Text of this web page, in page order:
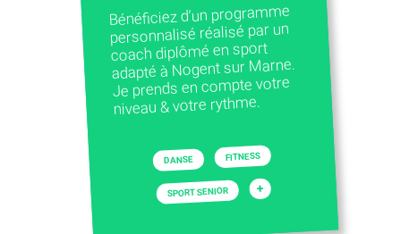
Bénéficiez d’un programme
personnalisé réalisé par un
coach diplômé en sport
adapté à Nogent sur Marne.
Je prends en compte votre
niveau & votre rythme.
DANSE FITNESS
SPORT SENIOR +